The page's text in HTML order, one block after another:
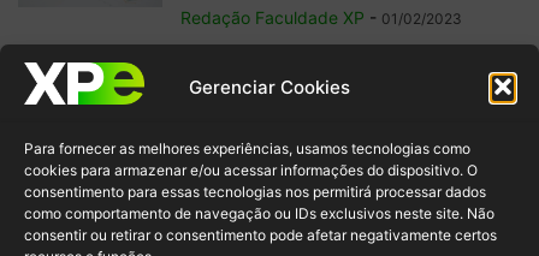
Gerenciar Cookies
Para fornecer as melhores experiências, usamos tecnologias como
cookies para armazenar e/ou acessar informações do dispositivo. O
consentimento para essas tecnologias nos permitirá processar dados
como comportamento de navegação ou IDs exclusivos neste site. Não
consentir ou retirar o consentimento pode afetar negativamente certos
Redação Faculdade XP - 01/02/2023
Como começar a operar em
swing trade? 5 dicas para
Redação Faculdade XP - 31/01/2023
Free float: qual a importância
desse conceito para acionistas